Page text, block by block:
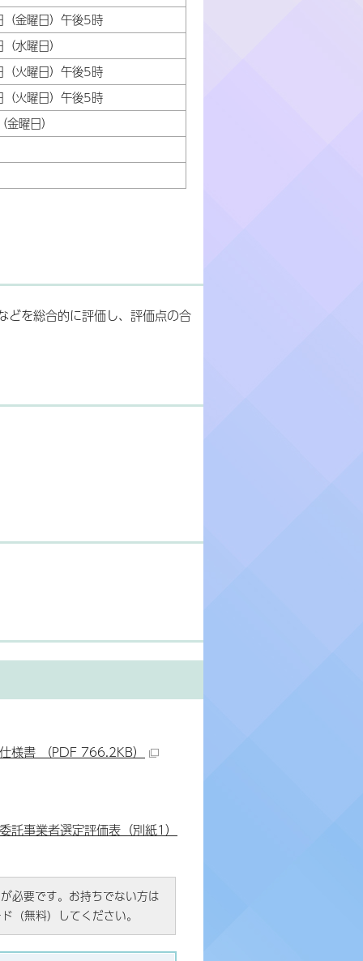
金曜日）午後5時
水曜日）
火曜日）午後5時
火曜日）午後5時
曜日）
どを総合的に評価し、評価点の合
様書 （PDF 766.2KB）
事業者選定評価表（別紙1）
必要です。お持ちでない方は
（無料）してください。